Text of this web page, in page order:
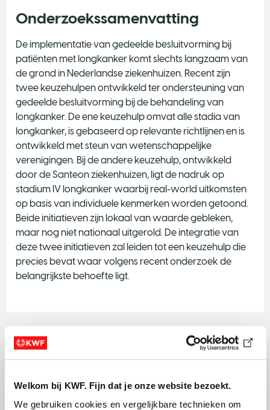
Welkom bij KWF. Fijn dat je onze website bezoekt.
We gebruiken cookies en vergelijkbare technieken om
Onderzoekssamenvatting
De implementatie van gedeelde besluitvorming bij
patiënten met longkanker komt slechts langzaam van
de grond in Nederlandse ziekenhuizen. Recent zijn
twee keuzehulpen ontwikkeld ter ondersteuning van
gedeelde besluitvorming bij de behandeling van
longkanker. De ene keuzehulp omvat alle stadia van
longkanker, is gebaseerd op relevante richtlijnen en is
ontwikkeld met steun van wetenschappelijke
verenigingen. Bij de andere keuzehulp, ontwikkeld
door de Santeon ziekenhuizen, ligt de nadruk op
stadium IV longkanker waarbij real-world uitkomsten
op basis van individuele kenmerken worden getoond.
Beide initiatieven zijn lokaal van waarde gebleken,
maar nog niet nationaal uitgerold. De integratie van
deze twee initiatieven zal leiden tot een keuzehulp die
precies bevat waar volgens recent onderzoek de
belangrijkste behoefte ligt.
Projectgegevens
Projectnummer:14596
Projectleider:dr. Cornelia van Uden-Kraan